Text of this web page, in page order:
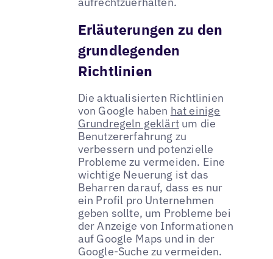
Erläuterungen zu den
grundlegenden
Richtlinien
Die aktualisierten Richtlinien
von Google haben hat einige
Grundregeln geklärt um die
Benutzererfahrung zu
verbessern und potenzielle
Probleme zu vermeiden. Eine
wichtige Neuerung ist das
Beharren darauf, dass es nur
ein Profil pro Unternehmen
geben sollte, um Probleme bei
der Anzeige von Informationen
auf Google Maps und in der
Google-Suche zu vermeiden.